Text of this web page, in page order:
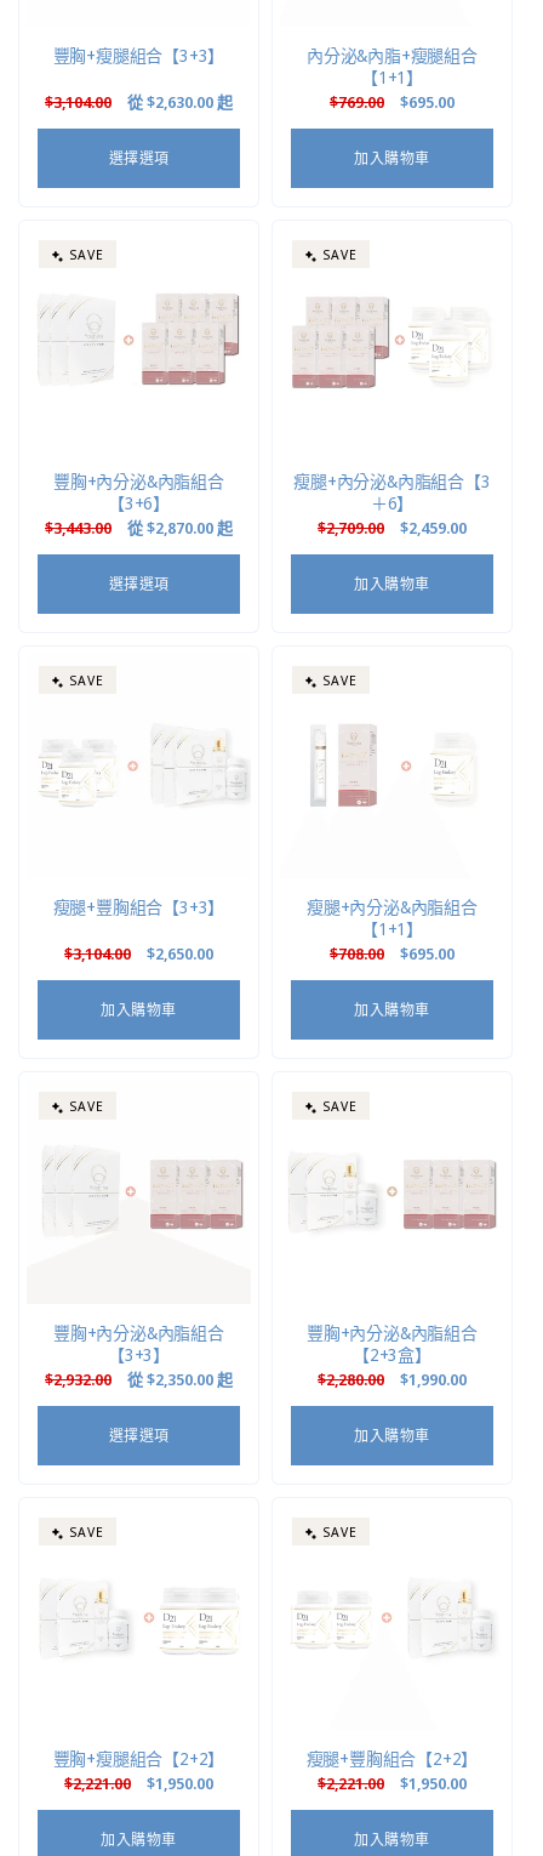
豐胸+瘦腿組合【3+3】
定
$3,104.00 售
價
從$2,630.00起
選擇選項
內分泌&內脂+瘦腿組合
【1+1】
定
$769.00 售
$695.00
加入購物車
SAVE
豐胸+內分泌&內脂組合
【3+6】
定
$3,443.00 售
價
從$2,870.00起
選擇選項
SAVE
瘦腿+內分泌&內脂組合【3
＋6】
定
$2,709.00 售
$2,459.00
加入購物車
SAVE
瘦腿+豐胸組合【3+3】
定
$3,104.00 售
$2,650.00
加入購物車
SAVE
瘦腿+內分泌&內脂組合
【1+1】
定
$708.00 售
$695.00
加入購物車
SAVE
豐胸+內分泌&內脂組合
【3+3】
定
$2,932.00 售
價
從$2,350.00起
選擇選項
SAVE
豐胸+內分泌&內脂組合
【2+3盒】
定
$2,280.00 售
$1,990.00
加入購物車
SAVE
豐胸+瘦腿組合【2+2】
定
$2,221.00 售
$1,950.00
加入購物車
SAVE
瘦腿+豐胸組合【2+2】
定
$2,221.00 售
$1,950.00
加入購物車